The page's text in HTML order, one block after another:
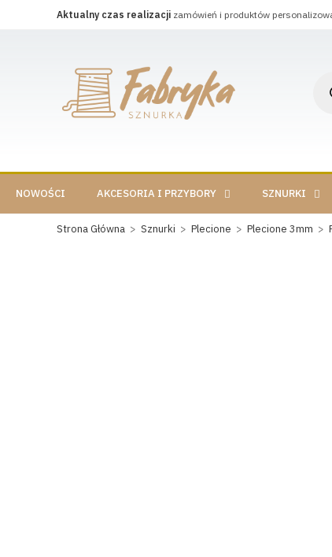
Aktualny czas realizacji zamówień i produktów
NOWOŚCI AKCESORIA I PRZYBORY SZNURKI
Strona Główna > Sznurki > Plecione > Plecione 3mm >